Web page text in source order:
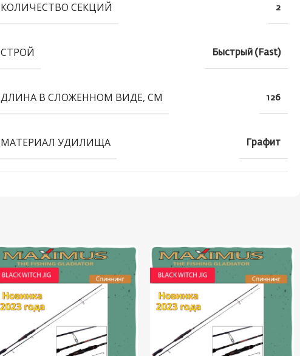
КОЛИЧЕСТВО СЕКЦИЙ 2
СТРОЙ Быстрый (Fast)
ДЛИНА В СЛОЖЕННОМ ВИДЕ, СМ 126
МАТЕРИАЛ УДИЛИЩА Графит